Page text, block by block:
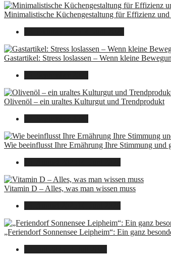
Minimalistische Küchengestaltung für Effizienz
Gastartikel: Stress loslassen – Wenn kleine
Olivenöl – ein uraltes Kulturgut und Trendprodukt
Wie beeinflusst Ihre Ernährung Ihre Stimmung und
Vitamin D – Alles, was man wissen muss
„Feriendorf Sonnensee Leipheim“: Ein ganz